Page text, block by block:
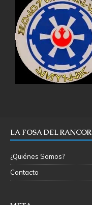
LA FOSA DEL RANCOR
¿Quiénes Somos?
Contacto